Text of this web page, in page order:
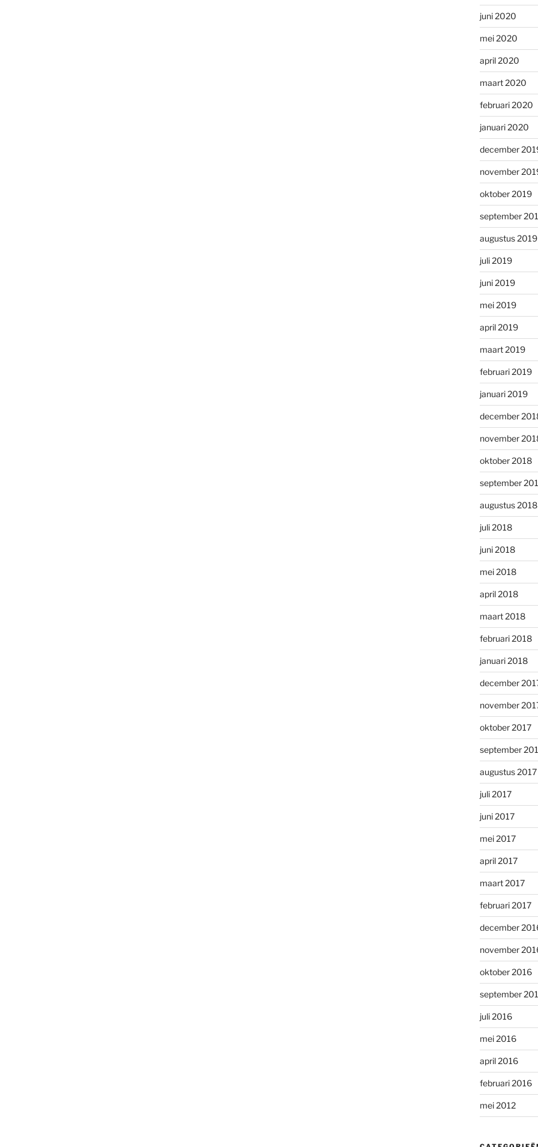
juni 2020
mei 2020
april 2020
maart 2020
februari 2020
januari 2020
december
november
oktober 2019
september
augustus 2019
juli 2019
juni 2019
mei 2019
april 2019
maart 2019
februari 2019
januari 2019
december
november
oktober 2018
september
augustus 2018
juli 2018
juni 2018
mei 2018
april 2018
maart 2018
februari 2018
januari 2018
december
november
oktober 2017
september
augustus 2017
juli 2017
juni 2017
mei 2017
april 2017
maart 2017
februari 2017
december
november
oktober 2016
september
juli 2016
mei 2016
april 2016
februari 2016
mei 2012